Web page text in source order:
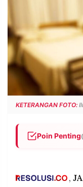
INFORMASI
PRIVACY
POLICY
INFORMASI
PENGADUAN
KETERANGAN FOTO:
Poin Penting
unduhan ,